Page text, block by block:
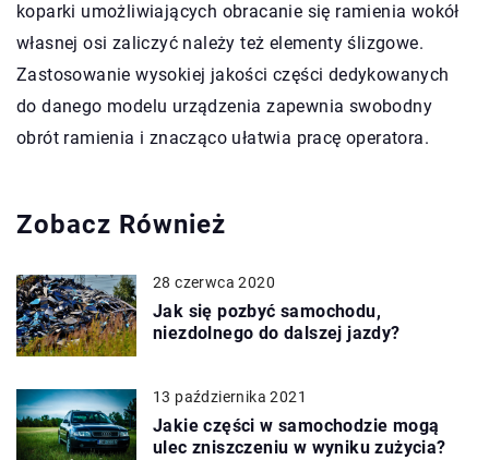
koparki umożliwiających obracanie się ramienia wokół
własnej osi zaliczyć należy też elementy ślizgowe.
Zastosowanie wysokiej jakości części dedykowanych
do danego modelu urządzenia zapewnia swobodny
obrót ramienia i znacząco ułatwia pracę operatora.
Zobacz Również
28 czerwca 2020
Jak się pozbyć samochodu,
niezdolnego do dalszej jazdy?
13 października 2021
Jakie części w samochodzie mogą
ulec zniszczeniu w wyniku zużycia?